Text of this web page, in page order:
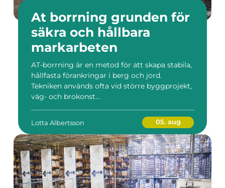
At borrning grunden för
säkra och hållbara
markarbeten
AT-borrning är en metod för att skapa stabila,
hållfasta förankringar i berg och jord.
Tekniken används ofta vid större byggprojekt,
väg- och brokonst...
Lotta Albertsson 05. aug